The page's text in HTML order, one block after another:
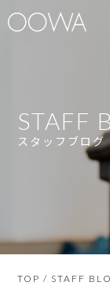
STAFF
スタッフブログ
TOP / STAFF